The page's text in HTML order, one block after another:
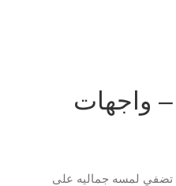
واجهات
تضفي لمسه جماليه على